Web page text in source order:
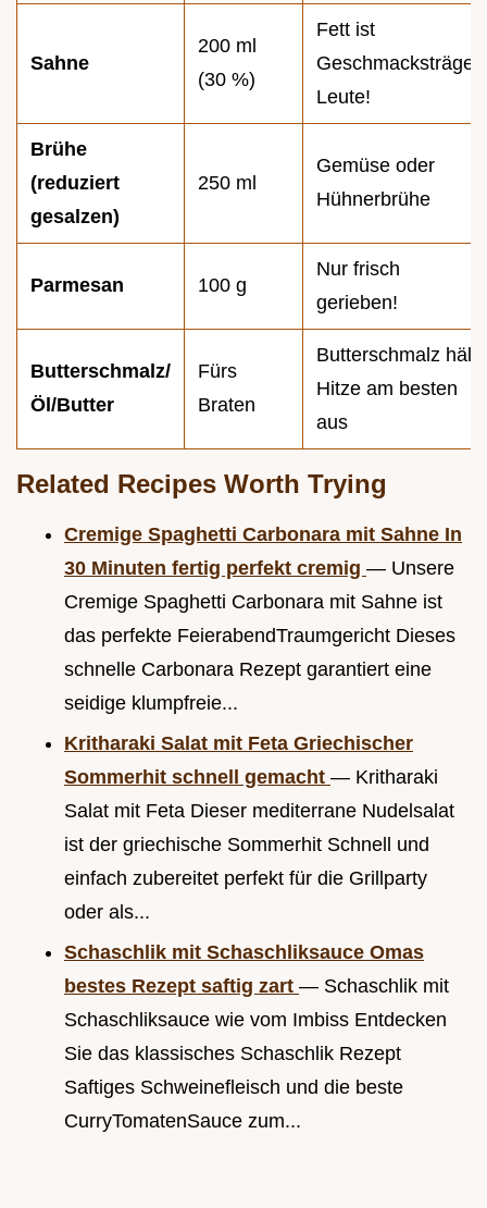
Sahne
200 ml
(30 %)
Fett ist
Geschmacksträger,
Leute!
Brühe
(reduziert
gesalzen)
250 ml
Gemüse oder
Hühnerbrühe
Parmesan 100 g
Nur frisch
gerieben!
Butterschmalz/
Öl/Butter
Fürs
Braten
Butterschmalz hält
Hitze am besten
aus
Related Recipes Worth Trying
Cremige Spaghetti Carbonara mit Sahne In
30 Minuten fertig perfekt cremig — Unsere
Cremige Spaghetti Carbonara mit Sahne ist
das perfekte FeierabendTraumgericht Dieses
schnelle Carbonara Rezept garantiert eine
seidige klumpfreie...
Kritharaki Salat mit Feta Griechischer
Sommerhit schnell gemacht — Kritharaki
Salat mit Feta Dieser mediterrane Nudelsalat
ist der griechische Sommerhit Schnell und
einfach zubereitet perfekt für die Grillparty
oder als...
Schaschlik mit Schaschliksauce Omas
bestes Rezept saftig zart — Schaschlik mit
Schaschliksauce wie vom Imbiss Entdecken
Sie das klassisches Schaschlik Rezept
Saftiges Schweinefleisch und die beste
CurryTomatenSauce zum...